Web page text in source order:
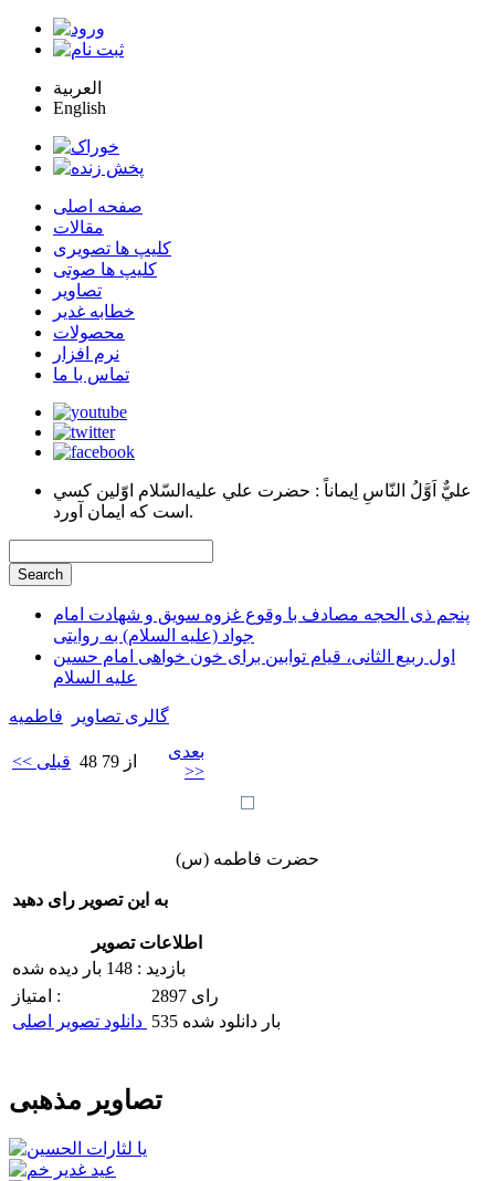
العربية
English
صفحه اصلی
مقالات
کلیپ ها تصویری
کلیپ ها صوتی
تصاویر
خطابه غدیر
محصولات
نرم افزار
تماس با ما
عليٌّ اَوَّلُ النّاسِ اِيماناً : حضرت علي عليه‌السّلام اوّلين كسي
است كه ايمان آورد.
پنجم ذی الحجه مصادف با وقوع غزوه سویق و شهادت امام
جواد (علیه السلام) به روایتی
اول ربیع الثانی، قیام توابین برای خون خواهی امام حسین
علیه السلام
گالری تصاویر فاطميه
<< قبلی 48 از 79
بعدی
>>
حضرت فاطمه (س)
اطلاعات تصویر
بازدید : 148 بار دیده شده
امتیاز :
2897 رای
تصاویر مذهبی